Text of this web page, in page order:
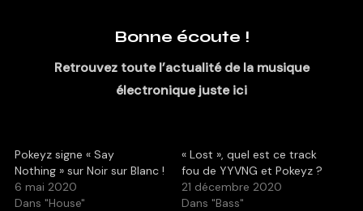
Bonne écoute !
Retrouvez toute l’actualité de la musique
électronique juste ici
Pokeyz signe « Say
Nothing » sur Noir sur Blanc !
6 mai 2020
Dans "House"
« Lost », quel est ce track
fou de YYVNG et Pokeyz ?
21 décembre 2020
Dans "Bass"